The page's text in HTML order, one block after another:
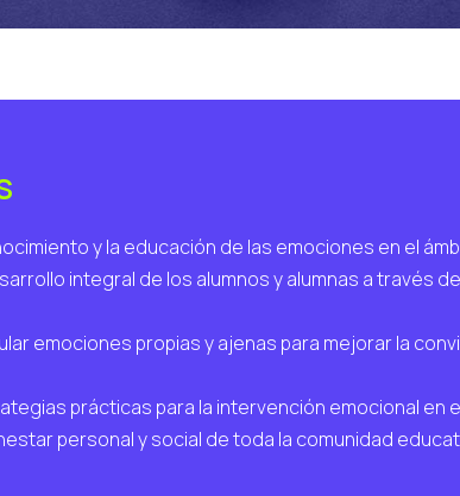
y la educación de las emociones en el
integral de los alumnos y alumnas a través
emociones propias y ajenas para mejorar la
prácticas para la intervención emocional en
personal y social de toda la comunidad